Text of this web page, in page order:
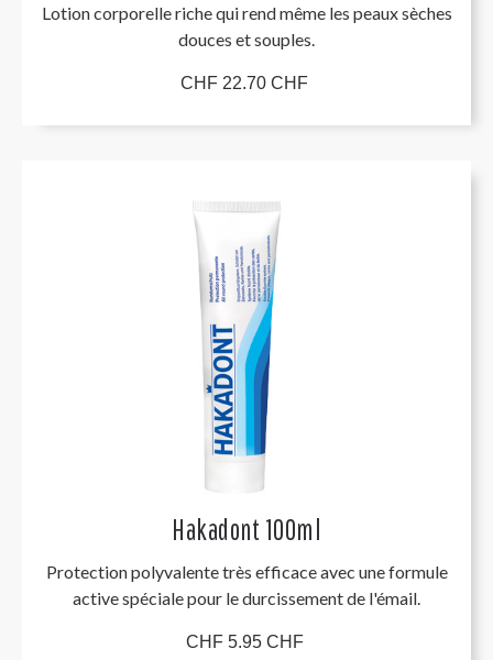
Lotion corporelle riche qui rend même les peaux sèches
douces et souples.
CHF 22.70 CHF
Hakadont 100ml
Protection polyvalente très efficace avec une formule
active spéciale pour le durcissement de l'émail.
CHF 5.95 CHF